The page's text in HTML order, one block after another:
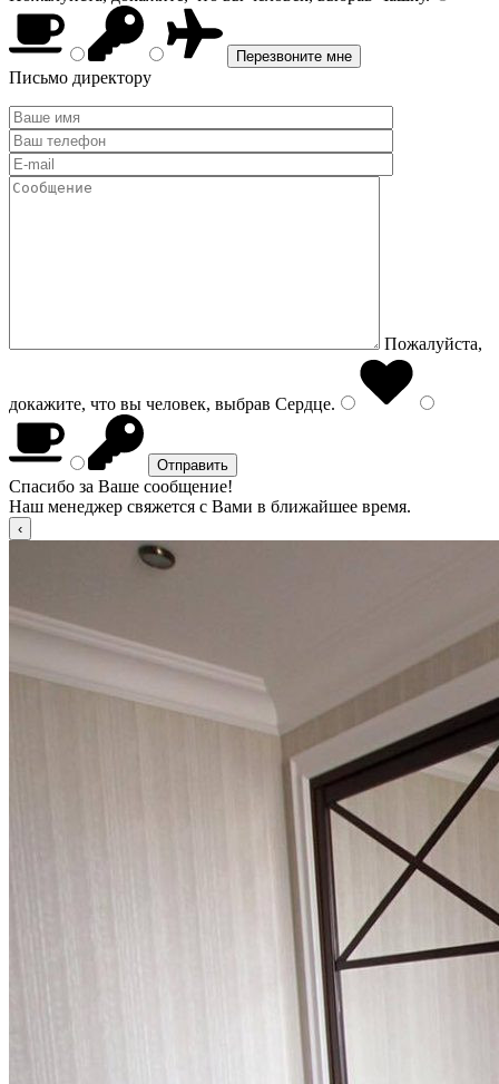
Письмо директору
Пожалуйста,
докажите, что вы человек, выбрав Сердце.
Спасибо за Ваше сообщение!
Наш менеджер свяжется с Вами в ближайшее время.